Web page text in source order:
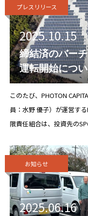
プレスリリース
2025.10.15
締結済のバー
運転開始につ
このたび、PHOTON
員：水野 優子）が運営す
限責任組合は、投資先の
禎人
お知らせ
2025.06.16